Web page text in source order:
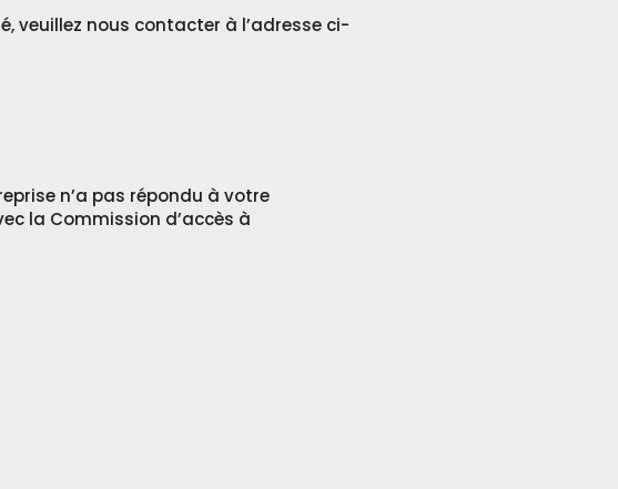
veuillez nous contacter à l’adresse ci-
n’a pas répondu à votre
la Commission d’accès à